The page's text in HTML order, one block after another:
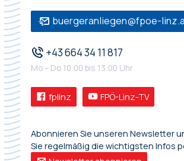
buergeranliegen@fpoe-
+43 664 34 11 817
Mo – Do 10:00 bis 13:00 Uhr
fplinz FPÖ-Linz-TV
Abonnieren Sie unseren Newsletter
Sie regelmäßig die wichtigsten Infos